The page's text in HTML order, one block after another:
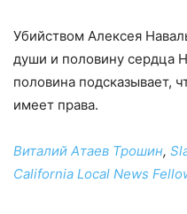
Убийством Алексея
души и половину сердца
половина подсказывает,
имеет права.
Виталий Атаев Трошин,
California Local News